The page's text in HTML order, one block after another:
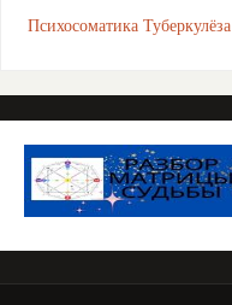
Психосоматика Туберкулёза